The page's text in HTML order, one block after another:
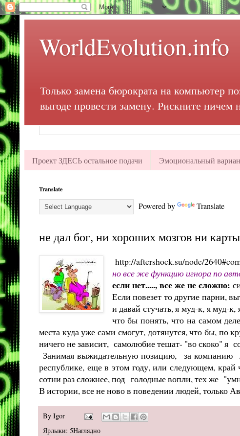
WorldEvolution.info
Только замена бюрократа на компьютер
выгоде провести замену. Рискните ничем
Проект ЗДЕСЬ остальное подачи Эмоциональный
Translate
Powered by Translate
не дал бог, ни хороших мозгов ни
http://aftershock.su/node/
но все же функцию игнора по
если нет....., все же не сложно:
Если повезет то другие парни,
и давай стучать, я муд-к, я муд-
что бы понять, что на самом
места куда уже сами смогут, дотянутся, что бы, по
ничего не зависит, самолюбие тешат- "во скоко" я
Занимая выжидательную позицию, за компанию
республике, еще в этом году, или следующем, край
сотни раз сложнее, под голодные вопли, тех же
В истории, все не ново в поведении людей, только
By Igor
Ярлыки: 5Наглядно